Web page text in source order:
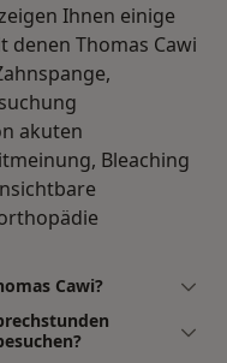
Ihnen einige
Thomas Cawi
akuten
Bleaching
Cawi?